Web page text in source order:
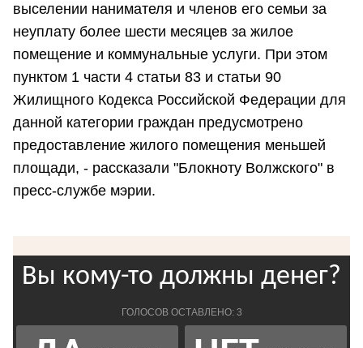
выселении нанимателя и членов его семьи за
неуплату более шести месяцев за жилое
помещение и коммунальные услуги. При этом
пунктом 1 части 4 статьи 83 и статьи 90
Жилищного Кодекса Российской Федерации для
данной категории граждан предусмотрено
предоставление жилого помещения меньшей
площади, - рассказали "Блокноту Волжского" в
пресс-службе мэрии.